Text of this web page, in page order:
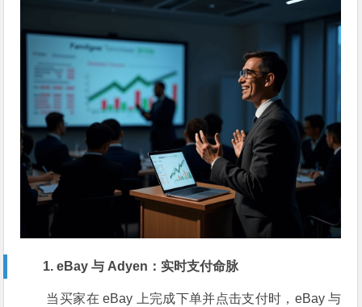
1. eBay 与 Adyen：实时支付命脉
当买家在 eBay 上完成下单并点击支付时，eBay 与